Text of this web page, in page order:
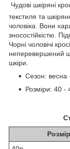
Чудові шкіряні
текстиля та
чоловіка. Вони
зносостійкістю.
Чорні чоловічі
неперевершений
шкіри.
Сезон: весна
Розміри: 40 -
Розмір